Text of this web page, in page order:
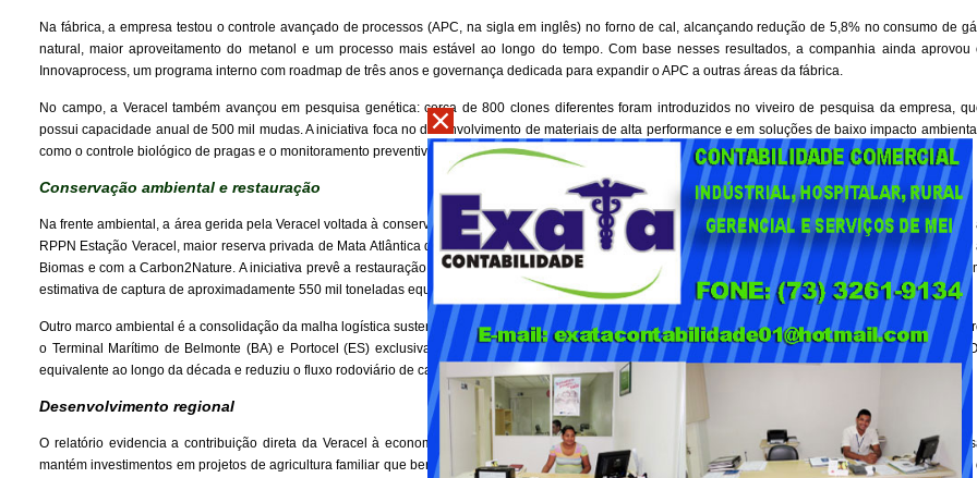
Na fábrica, a empresa testou o controle avançado de processos (APC, na sigla em inglês) no forno de cal, alcançando redução de 5,8% no consumo de
natural, maior aproveitamento do metanol e um processo mais estável ao longo do tempo. Com base nesses resultados, a companhia ainda aprovou
Innovaprocess, um programa interno com roadmap de três anos e governança dedicada para expandir o APC a outras áreas da fábrica.
No campo, a Veracel também avançou em pesquisa genética: cerca de 800 clones diferentes foram introduzidos no viveiro de pesquisa da empresa,
possui capacidade anual de 500 mil mudas. A iniciativa foca no desenvolvimento de materiais de alta performance e em soluções de baixo impacto
como o controle biológico de pragas e o monitoramento preventivo de recursos hídricos e do solo.
Conservação ambiental e restauração
Na frente ambiental, a área gerida pela Veracel voltada à conservação, totaliza mais de 100 mil hectares de Mata Atlântica preservada, tendo como destaque
RPPN Estação Veracel, maior reserva privada de Mata Atlântica do Nordeste. Em 2025, a empresa iniciou o Projeto Muçununga, realizado em parceria com
Biomas e com a Carbon2Nature. A iniciativa prevê a restauração de mais de 1.200 hectares de áreas por meio do plantio de mais de 70 espécies locais,
estimativa de captura de aproximadamente 550 mil toneladas equivalentes de carbono ao longo de 40 anos.
Outro marco ambiental é a consolidação da malha logística sustentável da companhia. Em 2025, a Veracel completou dez anos de transporte de celulose
o Terminal Marítimo de Belmonte (BA) e Portocel (ES) exclusivamente marítimo. Essa modalidade evitou a emissão de mais de 103 mil toneladas de CO
equivalente ao longo da década e reduziu o fluxo rodoviário de caminhões em longas distâncias.
Desenvolvimento regional
O relatório evidencia a contribuição direta da Veracel à economia regional. Além dos R$ 409,12 milhões em compras de fornecedores locais, a
mantém investimentos em projetos de agricultura familiar que beneficiam cerca de 1.700 famílias em mais de 30 comunidades, por meio de iniciativas como